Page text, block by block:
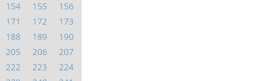
154 155
156
171 172
173
188 189
190
205 206
207
222 223
224